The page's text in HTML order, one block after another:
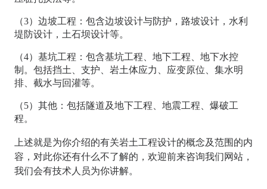
（3）边坡工程：包含边坡设计与防护，路坡设计，水利
堤防设计，土石坝设计等。
（4）基坑工程：包含基坑工程、地下工程、地下水控
制。包括挡土、支护、岩土体应力、应变原位、集水明
排、截水与回灌等。
（5）其他：包括隧道及地下工程、地震工程、爆破工
程。
上述就是为你介绍的有关岩土工程设计的概念及范围 的内
容，对此你还有什么不了解的，欢迎前来咨询我们网站，
我们会有技术人员为你讲解。